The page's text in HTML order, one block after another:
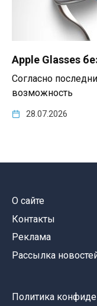
Apple Glasses
Согласно
возможность
28.07.2026
О сайте
Контакты
Реклама
Рассылка
Политика